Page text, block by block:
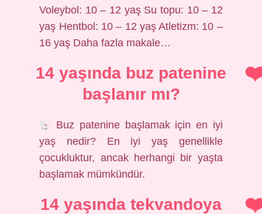
Voleybol: 10 – 12 yaş Su topu: 10 – 12
yaş Hentbol: 10 – 12 yaş Atletizm: 10 –
16 yaş Daha fazla makale…
14 yaşında buz patenine
başlanır mı?
Buz patenine başlamak için en iyi
yaş nedir? En iyi yaş genellikle
çocukluktur, ancak herhangi bir yaşta
başlamak mümkündür.
14 yaşında tekvandoya